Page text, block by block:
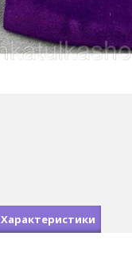
Характеристики